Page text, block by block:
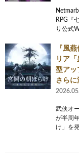
RPG『
り公式
『風
リア
型アッ
さらに
武侠オ
が半周
け」を